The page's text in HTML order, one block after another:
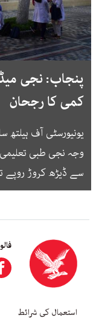
پنجاب: نجی
کمی کا رجحان
یونیورسٹی آف
وجہ نجی طبی
سے ڈیڑھ کروڑ روپے
استعمال کی شرائط